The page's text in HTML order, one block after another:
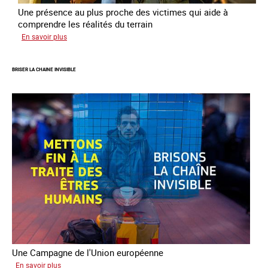
Une présence au plus proche des victimes qui aide à
comprendre les réalités du terrain
En savoir plus
fondamentaux
l’aller-
vers
dans
combat
contre
la
traite
BRISER LA CHAINE INVISIBLE
Une Campagne de l'Union européenne
En savoir plus